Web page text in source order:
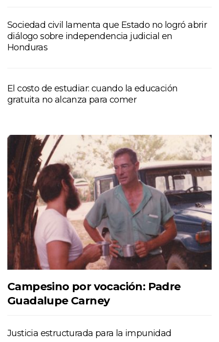
Sociedad civil lamenta que Estado no logró abrir
diálogo sobre independencia judicial en
Honduras
El costo de estudiar: cuando la educación
gratuita no alcanza para comer
Campesino por vocación: Padre
Guadalupe Carney
Justicia estructurada para la impunidad